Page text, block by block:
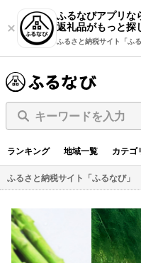
ふるなびアプリな
返礼品がもっと探
ふるさと納税サイト「ふる
キーワードを入力
ランキング 地域一覧 カテゴ
ふるさと納税サイト「ふるなび」